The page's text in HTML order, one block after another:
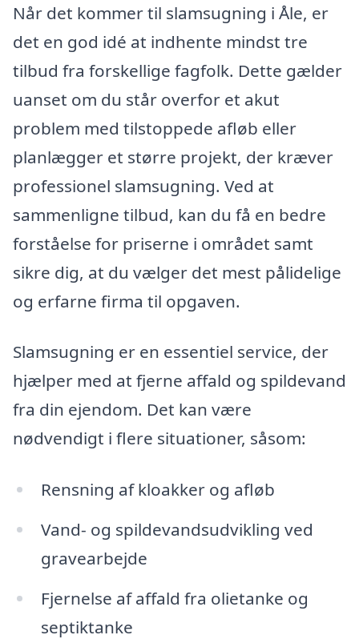
Når det kommer til slamsugning i Åle, er
det en god idé at indhente mindst tre
tilbud fra forskellige fagfolk. Dette gælder
uanset om du står overfor et akut
problem med tilstoppede afløb eller
planlægger et større projekt, der kræver
professionel slamsugning. Ved at
sammenligne tilbud, kan du få en bedre
forståelse for priserne i området samt
sikre dig, at du vælger det mest pålidelige
og erfarne firma til opgaven.
Slamsugning er en essentiel service, der
hjælper med at fjerne affald og spildevand
fra din ejendom. Det kan være
nødvendigt i flere situationer, såsom:
Rensning af kloakker og afløb
Vand- og spildevandsudvikling ved
gravearbejde
Fjernelse af affald fra olietanke og
septiktanke